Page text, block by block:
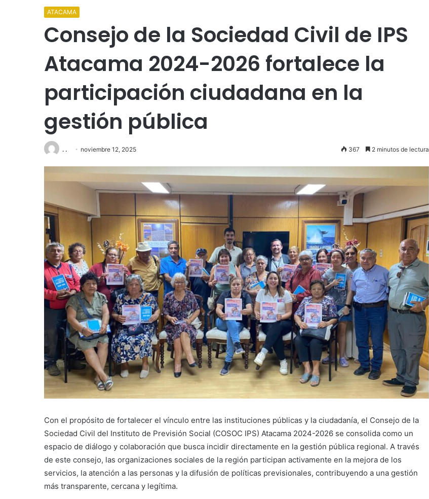
ATACAMA
Consejo de la Sociedad Civil de IPS
Atacama 2024-2026 fortalece la
participación ciudadana en la
gestión pública
. . noviembre 12, 2025 367 2 minutos de lectura
Con el propósito de fortalecer el vínculo entre las instituciones públicas y la ciudadanía, el Consejo de la
Sociedad Civil del Instituto de Previsión Social (COSOC IPS) Atacama 2024-2026 se consolida como un
espacio de diálogo y colaboración que busca incidir directamente en la gestión pública regional. A través
de este consejo, las organizaciones sociales de la región participan activamente en la mejora de los
servicios, la atención a las personas y la difusión de políticas previsionales, contribuyendo a una gestión
más transparente, cercana y legítima.